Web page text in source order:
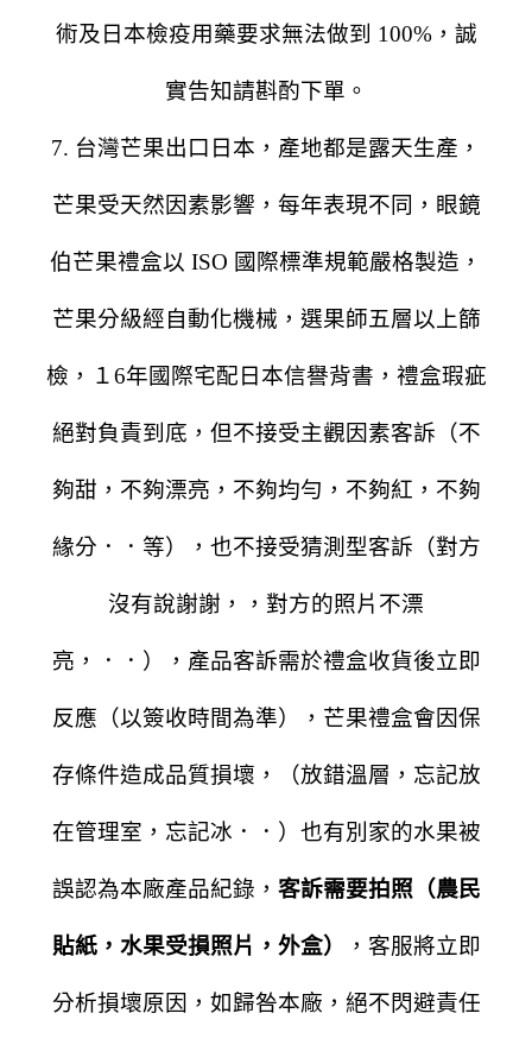
術及日本檢疫用藥要求無法做到 100%，誠
實告知請斟酌下單。
7. 台灣芒果出口日本，產地都是露天生產，
芒果受天然因素影響，每年表現不同，眼鏡
伯芒果禮盒以 ISO 國際標準規範嚴格製造，
芒果分級經自動化機械，選果師五層以上篩
檢，１6年國際宅配日本信譽背書，禮盒瑕疵
絕對負責到底，但不接受主觀因素客訴（不
夠甜，不夠漂亮，不夠均勻，不夠紅，不夠
緣分．．等），也不接受猜測型客訴（對方
沒有說謝謝，，對方的照片不漂
亮，．．），產品客訴需於禮盒收貨後立即
反應（以簽收時間為準），芒果禮盒會因保
存條件造成品質損壞，（放錯溫層，忘記放
在管理室，忘記冰．．）也有別家的水果被
誤認為本廠產品紀錄， 客訴需要拍照（農民
貼紙，水果受損照片，外盒） ，客服將立即
分析損壞原因，如歸咎本廠，絕不閃避責任